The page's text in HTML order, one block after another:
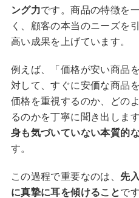
ング力です。商品の特徴を
く、顧客の本当のニーズを
高い成果を上げています。
例えば、「価格が安い商品
対して、すぐに安価な商品
価格を重視するのか、どの
るのかを丁寧に聞き出しま
身も気づいていない本質的
す。
この過程で重要なのは、 先
に真摯に耳を傾けることで